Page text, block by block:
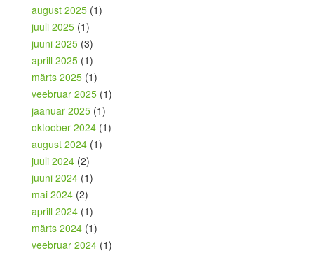
august 2025 (1)
juuli 2025 (1)
juuni 2025 (3)
aprill 2025 (1)
märts 2025 (1)
veebruar 2025 (1)
jaanuar 2025 (1)
oktoober 2024 (1)
august 2024 (1)
juuli 2024 (2)
juuni 2024 (1)
mai 2024 (2)
aprill 2024 (1)
märts 2024 (1)
veebruar 2024 (1)